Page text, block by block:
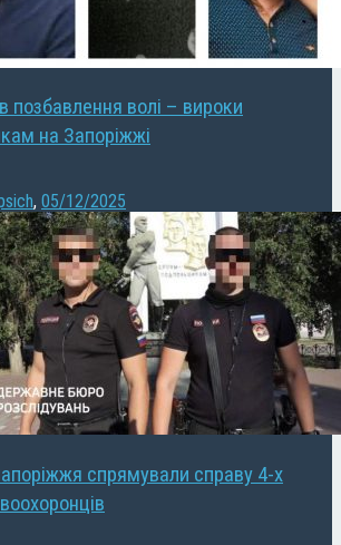
позбавлення волі – вироки
на Запоріжжі
, 05/12/2025
спрямували справу 4-х